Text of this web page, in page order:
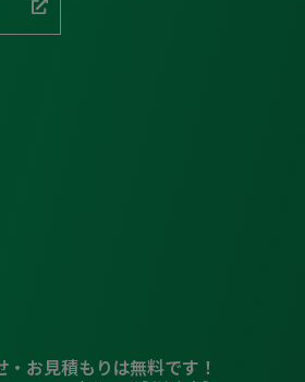
・お見積もりは無料です！